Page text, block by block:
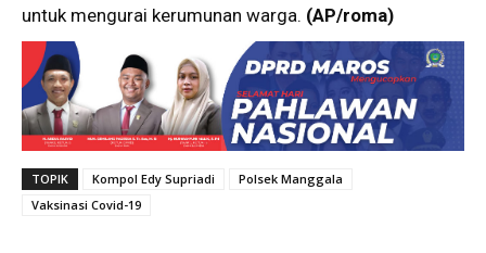
untuk mengurai kerumunan warga. (AP/roma)
TOPIK Kompol Edy Supriadi
Polsek Manggala
Vaksinasi Covid-19